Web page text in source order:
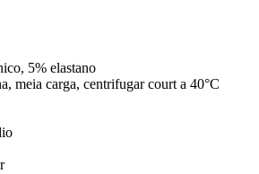
5% elastano
meia carga, centrifugar court a 40°C